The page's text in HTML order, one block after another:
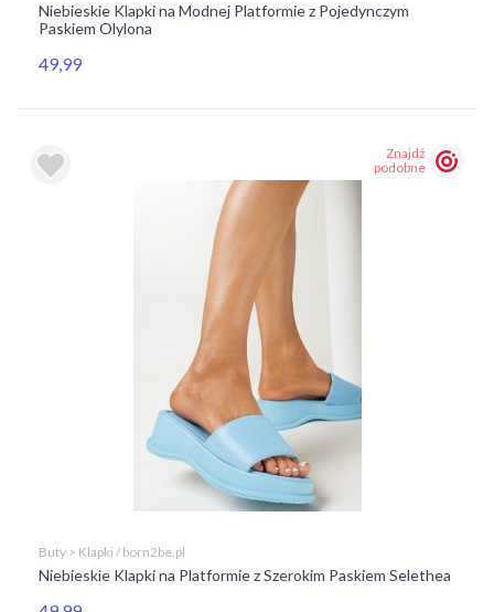
Niebieskie Klapki na Modnej Platformie z Pojedynczym
Paskiem Olylona
49,99
Znajdź
podobne
Buty > Klapki / born2be.pl
Niebieskie Klapki na Platformie z Szerokim Paskiem Selethea